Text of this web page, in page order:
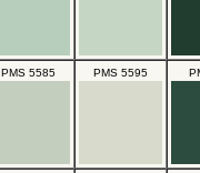
PMS 5585 PMS 5595